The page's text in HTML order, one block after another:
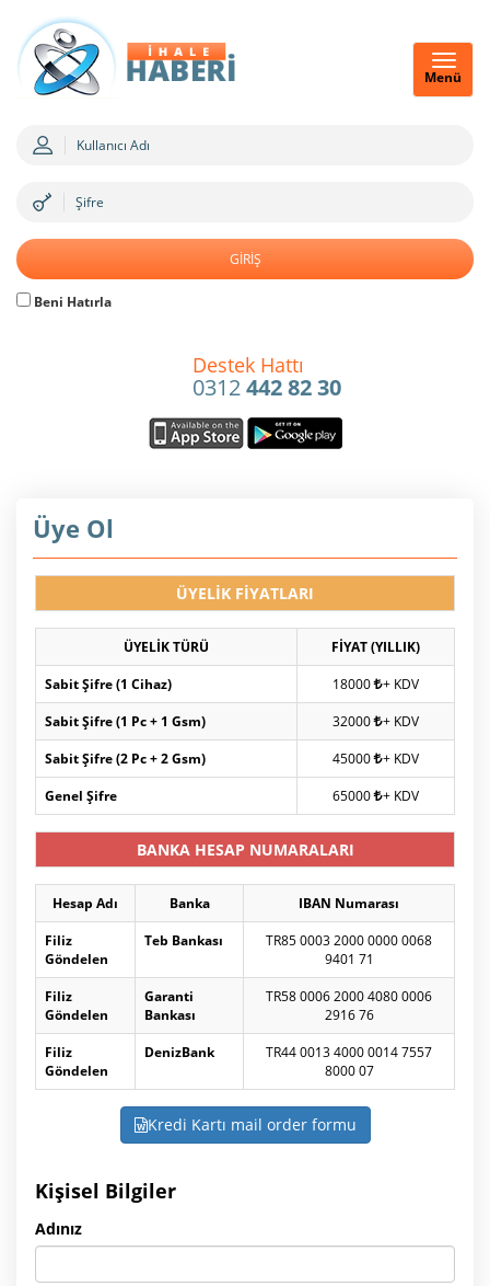
Menü
Beni Hatırla
Destek Hattı
0312442 82 30
Üye Ol
ÜYELİK FİYATLARI
ÜYELİK TÜRÜ
FİYAT (YILLIK)
Sabit Şifre (1 Cihaz)
18000 + KDV
Sabit Şifre (1 Pc + 1 Gsm)
32000 + KDV
Sabit Şifre (2 Pc + 2 Gsm)
45000 + KDV
Genel Şifre
65000 + KDV
BANKA HESAP NUMARALARI
Hesap Adı Banka
IBAN Numarası
Filiz
Göndelen
Teb Bankası
TR85 0003 2000 0000 0068
9401 71
Filiz
Göndelen
Garanti
Bankası
TR58 0006 2000 4080 0006
2916 76
Filiz
Göndelen
DenizBank
TR44 0013 4000 0014 7557
8000 07
Kredi Kartı mail order formu
Kişisel Bilgiler
Adınız